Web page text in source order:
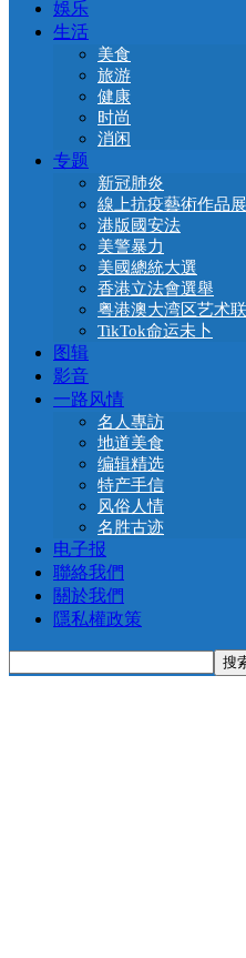
娛乐
生活
美食
旅游
健康
时尚
消闲
专题
新冠肺炎
線上抗疫藝術作品展
港版國安法
美警暴力
美國總統大選
香港立法會選舉
粤港澳大湾区艺术
TikTok命运未卜
图辑
影音
一路风情
名人專訪
地道美食
编辑精选
特产手信
风俗人情
名胜古迹
电子报
聯絡我們
關於我們
隱私權政策